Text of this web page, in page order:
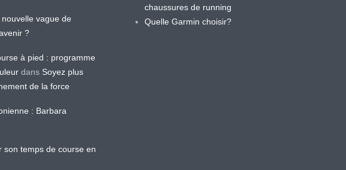
vague de
?
à pied : programme
dans Soyez plus
de la force
: Barbara
son temps de course en
chaussures de running
Quelle Garmin choisir?